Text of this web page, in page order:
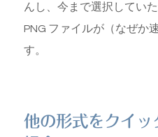
んし、今まで選択してい
PNG ファイルが（なぜか
す。
他の形式をクイッ